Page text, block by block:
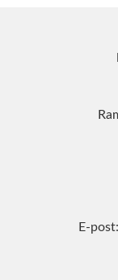
E-post: